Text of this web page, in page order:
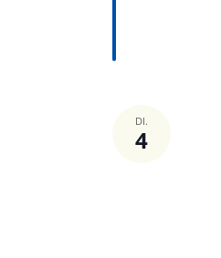
DI.
4